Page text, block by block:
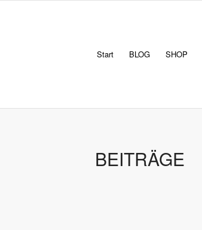
Start BLOG SHOP
BEITRÄGE